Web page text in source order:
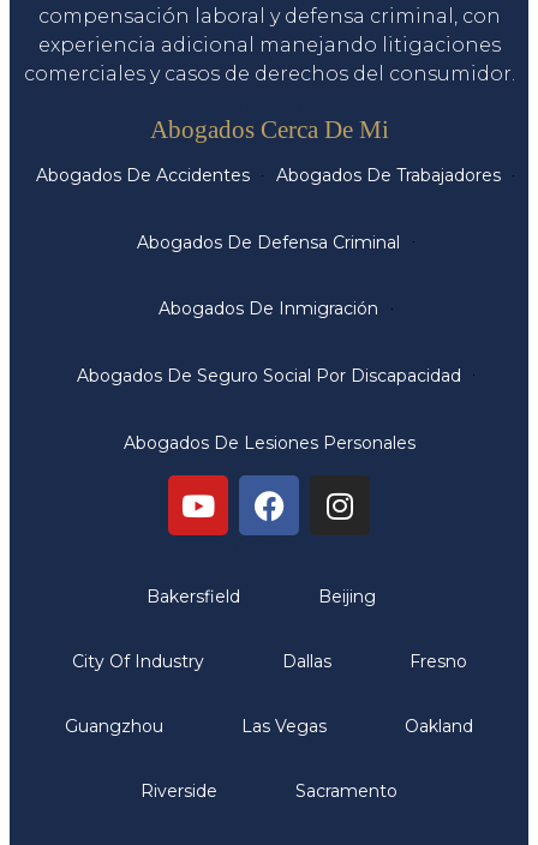
compensación laboral y defensa criminal, con
experiencia adicional manejando litigaciones
comerciales y casos de derechos del consumidor.
Abogados Cerca De Mi
Abogados De Accidentes Abogados De Trabajadores
Abogados De Defensa Criminal
Abogados De Inmigración
Abogados De Seguro Social Por Discapacidad
Abogados De Lesiones Personales
Bakersfield Beijing
City Of Industry Dallas Fresno
Guangzhou Las Vegas Oakland
Riverside Sacramento